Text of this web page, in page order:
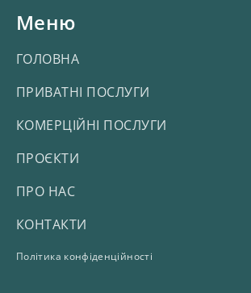
Меню
ГОЛОВНА
ПРИВАТНІ ПОСЛУГИ
КОМЕРЦІЙНІ ПОСЛУГИ
ПРОЄКТИ
ПРО НАС
КОНТАКТИ
Політика конфіденційності